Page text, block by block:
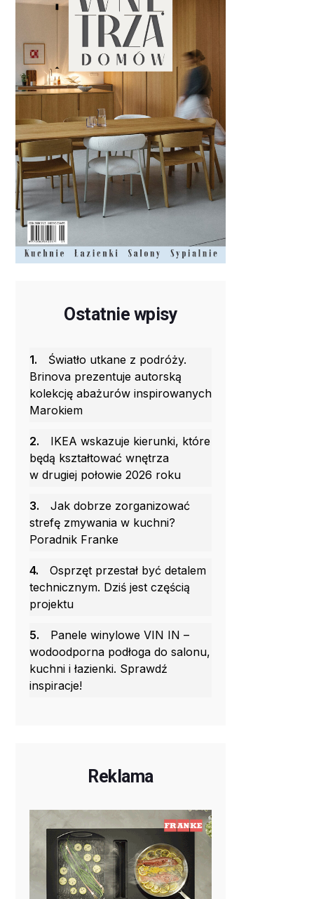
Ostatnie wpisy
1.
Światło utkane z podróży.
Brinova prezentuje autorską
kolekcję abażurów inspirowanych
Marokiem
2.
IKEA wskazuje kierunki, które
będą kształtować wnętrza
w drugiej połowie 2026 roku
3.
Jak dobrze zorganizować
strefę zmywania w kuchni?
Poradnik Franke
4.
Osprzęt przestał być detalem
technicznym. Dziś jest częścią
projektu
5.
Panele winylowe VIN IN –
wodoodporna podłoga do salonu,
kuchni i łazienki. Sprawdź
inspiracje!
Reklama